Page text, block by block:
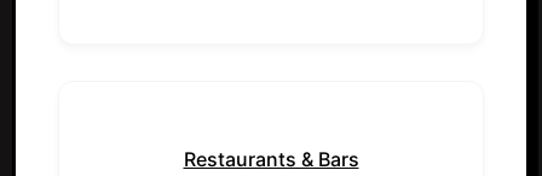
Restaurants & Bars